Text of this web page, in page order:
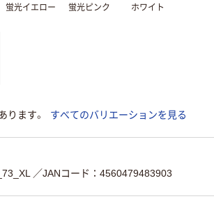
蛍光イエロー 蛍光ピンク ホワイト
ります。
すべてのバリエーションを見る
／JANコード：4560479483903